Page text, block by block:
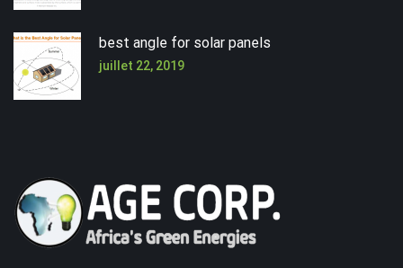
best angle for solar panels
juillet 22, 2019